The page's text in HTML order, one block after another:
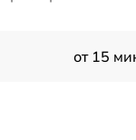
от 15